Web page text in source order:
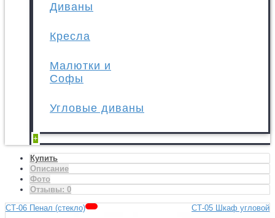
Диваны
Кресла
Малютки и
Софы
Угловые диваны
+
Купить
Описание
Фото
Отзывы: 0
СТ-06 Пенал (стекло)
СТ-05 Шкаф угловой